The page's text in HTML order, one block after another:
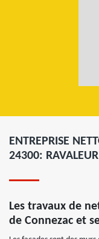
ENTREPRISE
24300:
Les travaux de
de Connezac et